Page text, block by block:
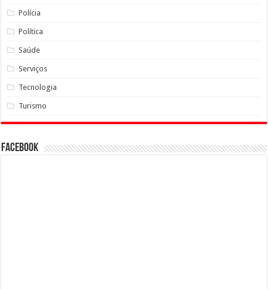
Polícia
Política
Saúde
Serviços
Tecnologia
Turismo
Facebook